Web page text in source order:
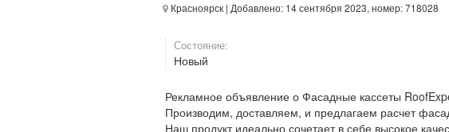
Красноярск | Добавлено: 14 сентября 2023, номер: 718028
Состояние:
Новый
Рекламное объявление о Фасадные кассеты
Производим, доставляем, и предлагаем расчет
Наш продукт идеально сочетает в себе высокое